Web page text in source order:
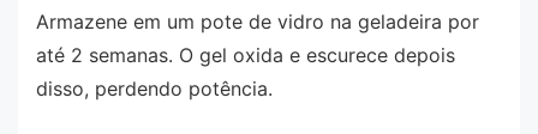
Armazene em um pote de vidro na geladeira por
até 2 semanas. O gel oxida e escurece depois
disso, perdendo potência.